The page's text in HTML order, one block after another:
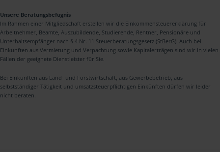
Unsere Beratungsbefugnis
Im Rahmen einer Mitgliedschaft erstellen wir die Einkommensteuererklärung für
Arbeitnehmer, Beamte, Auszubildende, Studierende, Rentner, Pensionäre und
Unterhaltsempfänger nach § 4 Nr. 11 Steuerberatungsgesetz (StBerG). Auch bei
Einkünften aus Vermietung und Verpachtung sowie Kapitalerträgen sind wir in vielen
Fällen der geeignete Dienstleister für Sie.
Bei Einkünften aus Land- und Forstwirtschaft, aus Gewerbebetrieb, aus
selbstständiger Tätigkeit und umsatzsteuerpflichtigen Einkünften dürfen wir leider
nicht beraten.